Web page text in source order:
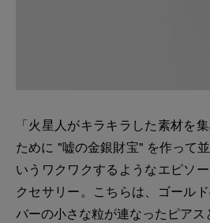
「火星人がキラキラした素材を
ために "嘘の金銀財宝" を作って
いうワクワクするようなエピソ
クセサリー。こちらは、ゴール
バーの小さな粒が連なったピアス